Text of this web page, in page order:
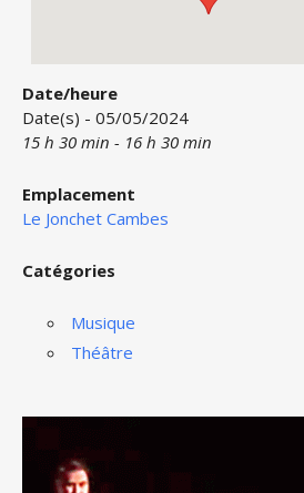
Date/heure
Date(s) - 05/05/2024
15 h 30 min - 16 h 30 min
Emplacement
Le Jonchet Cambes
Catégories
Musique
Théâtre